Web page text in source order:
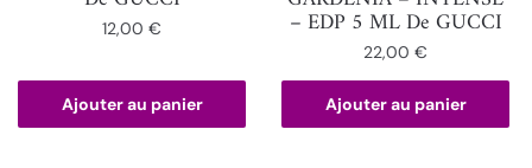
12,00€
Ajouter au panier
– EDP 5 ML De GUCCI
22,00€
Ajouter au panier